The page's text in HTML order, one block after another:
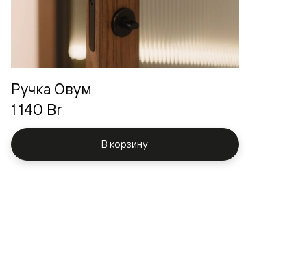
Ручка Овум
1 140 Br
В корзину